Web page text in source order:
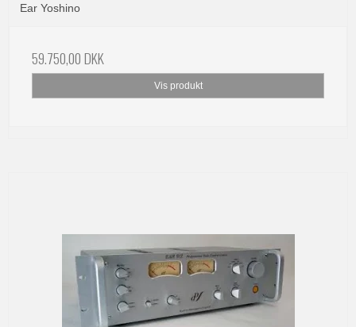
Ear Yoshino
59.750,00 DKK
Vis produkt